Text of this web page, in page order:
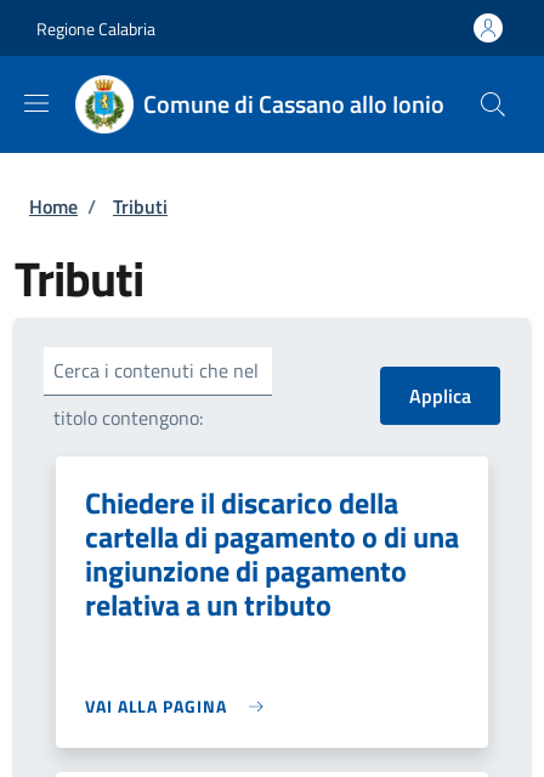
Regione Calabria
Comune di Cassano allo Ionio
Briciole di pane
Home / Tributi
Tributi
Cerca i contenuti che nel
titolo contengono:
Chiedere il discarico della
cartella di pagamento o di una
ingiunzione di pagamento
relativa a un tributo
VAI ALLA PAGINA